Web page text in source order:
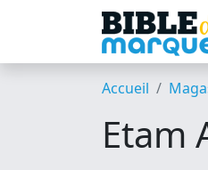
Accueil
Etam